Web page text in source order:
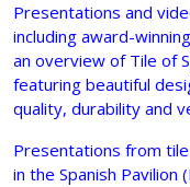
Presentations and
including award-
an overview of Tile of
featuring beautiful
quality, durability and
Presentations from
in the Spanish Pavilion